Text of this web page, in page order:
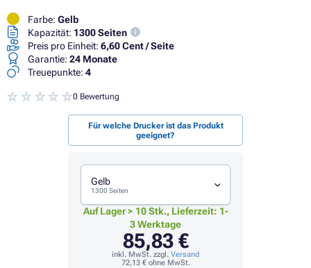
Farbe: Gelb
Kapazität: 1300 Seiten
Preis pro Einheit: 6,60 Cent / Seite
Garantie: 24 Monate
Treuepunkte: 4
0 Bewertung
Für welche Drucker ist das Produkt
geeignet?
Gelb
1300 Seiten
Auf Lager > 10 Stk., Lieferzeit: 1-
3 Werktage
85,83 €
inkl. MwSt. zzgl. Versand
72,13 €ohne MwSt.